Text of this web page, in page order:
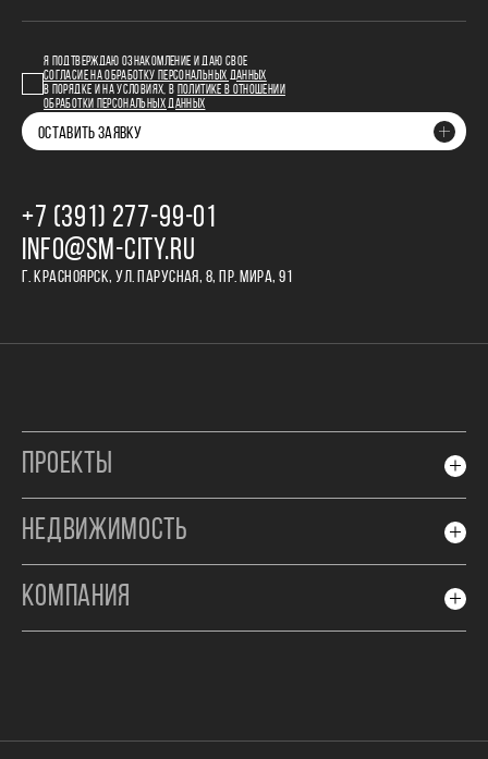
Я ПОДТВЕРЖДАЮ ОЗНАКОМЛЕНИЕ И ДАЮ СВОЕ
СОГЛАСИЕ НА ОБРАБОТКУ ПЕРСОНАЛЬНЫХ ДАННЫХ
В ПОРЯДКЕ И НА УСЛОВИЯХ, В
ПОЛИТИКЕ В ОТНОШЕНИИ
ОБРАБОТКИ ПЕРСОНАЛЬНЫХ ДАННЫХ
ОСТАВИТЬ ЗАЯВКУ
+7 (391) 277‒99‒01
INFO@SM-CITY.RU
Г. КРАСНОЯРСК, УЛ. ПАРУСНАЯ, 8, ПР. МИРА, 91
ПРОЕКТЫ
НЕДВИЖИМОСТЬ
КОМПАНИЯ